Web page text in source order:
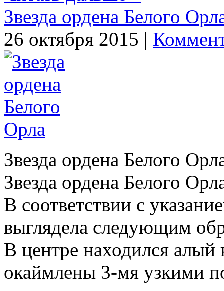
Звезда ордена Белого
26 октября 2015 |
Звезда ордена Белого
Звезда ордена Белого
В соответствии с
выглядела следующим
В центре находился алый
окаймлены 3-мя узкими